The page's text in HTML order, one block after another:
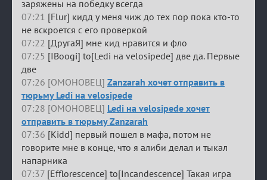
заряжены на победку всегда
07:21 [Flur] кидд у меня чиж до тех пор пока кто-то
не вскроется с его проверкой
07:22 [ДругаЯ] мне кид нравится и фло
07:25 [IBoogi] to[Ledi на velosipede] две да. Первые
две
07:26 [ОМОНОВЕЦ] Zanzarah хочет отправить в
тюрьму Ledi на velosipede
07:28 [ОМОНОВЕЦ] Ledi на velosipede хочет
отправить в тюрьму Zanzarah
07:36 [Kidd] первый пошел в мафа, потом не
говорите мне в конце, что я алиби делал и тыкал
напарника
07:37 [Efflorescence] to[Incandescence] Такая игра